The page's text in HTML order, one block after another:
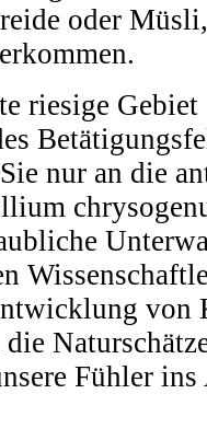
oder
riesige
nur an die
von
Fühler